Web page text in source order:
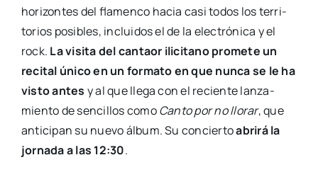
hori­zon­tes del fla­men­co hacia casi todos los terri­
to­rios posi­bles, inclui­dos el de la elec­tró­ni­ca y el
rock. La visi­ta del can­taor ili­ci­tano pro­me­te un
reci­tal úni­co en un for­ma­to en que nun­ca se le ha
vis­to antes y al que lle­ga con el recien­te lan­za­
mien­to de sen­ci­llos comoCan­to por no llo­rar, que
anti­ci­pan su nue­vo álbum. Su con­cier­toabri­rá la
jor­na­da a las 12:30.